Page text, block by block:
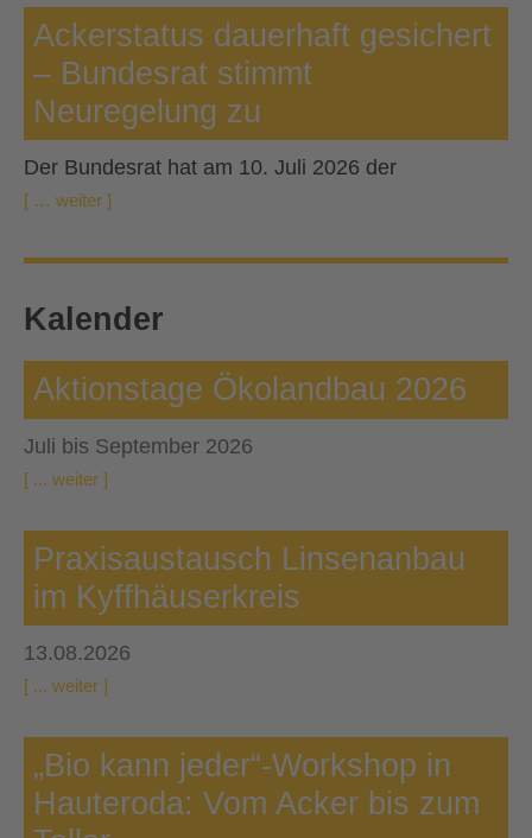
Ackerstatus dauerhaft gesichert
– Bundesrat stimmt
Neuregelung zu
Der Bundesrat hat am 10. Juli 2026 der
[ … weiter ]
Kalender
Aktionstage Ökolandbau 2026
Juli bis September 2026
[ ... weiter ]
Praxisaustausch Linsenanbau
im Kyffhäuserkreis
13.08.2026
[ ... weiter ]
„Bio kann jeder“-Workshop in
Hauteroda: Vom Acker bis zum